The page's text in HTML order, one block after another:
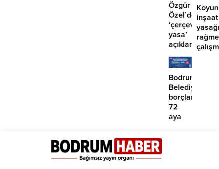
Özgür
Özel’den
‘çerçeve
yasa’
açıklaması:
‘İmza
atma
çabamız
yok’
inşaat
Bodrum
borçlara
72
aya